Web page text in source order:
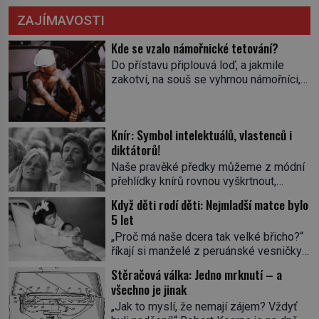
ZAJÍMAVOSTI
Kde se vzalo námořnické tetování?
Do přístavu připlouvá loď, a jakmile
zakotví, na souš se vyhrnou námořníci,
potetované paže. Námořnická kérka je
totiž něco jako uniforma. Tetování jako
takové má velmi hlubokou minulost.
Tetovaný je už pračlověk Ötzi, který
Knír: Symbol intelektuálů, vlastenců i
diktátorů!
Naše pravěké předky můžeme z módní
přehlídky knírů rovnou vyškrtnout,
jedním z nejstarších knírů musíme až do
starověkého Egypta. Najdeme ho na
soše egyptského prince Rahotepa, jenž
žil ve 26. století před naším
letopočtem! Není to ale něco obvyklého,
proto právě obyvatelé ze stínu pyramid
dbají na hygienu a kompletně holí […]
Když děti rodí děti: Nejmladší matce bylo
5 let
„Proč má naše dcera tak velké břicho?“
říkají si manželé z peruánské vesničky
nemocnice. Nemá ale v břiše nádor, jak
se obávali, ale sedmiměsíční plod! Ve
věku 5 let, 7 měsíců a 21 dnů porodí
Stěračová válka: Jedno mrknutí – a
všechno je jinak
„Jak to myslí, že nemají zájem? Vždyť